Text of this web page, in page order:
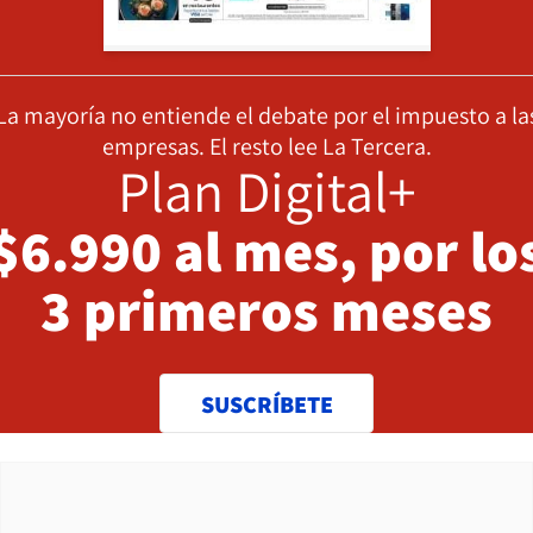
mayoría no entiende el debate por el impuesto a
empresas. El resto lee La Tercera.
Plan Digital+
al mes, por
3 primeros meses
SUSCRÍBETE